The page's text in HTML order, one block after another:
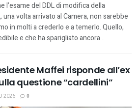
l’esame del DDL di modifica della
volta arrivato al Camera, non sarebbe
in molti a crederlo e a temerlo. Quello,
e che ha sparigliato ancora...
Maffei risponde all’ex
questione “cardellini”
2026 0